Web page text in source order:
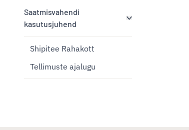
Saatmisvahendi
kasutusjuhend
Shipitee Rahakott
Tellimuste ajalugu